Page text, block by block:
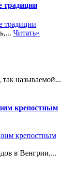
традиции
Читать»
называемой...
крепостным
в Венгрии,...